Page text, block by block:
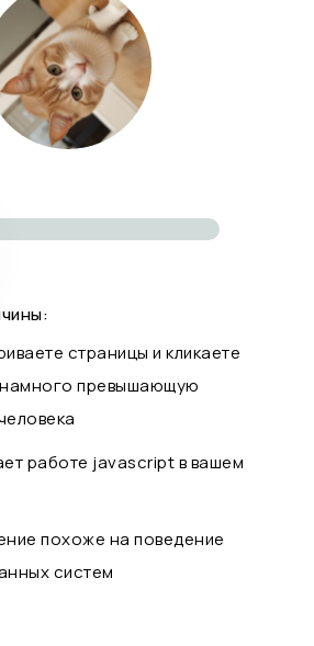
страницы и кликаете
превышающую
работе javascript в вашем
похоже на поведение
систем